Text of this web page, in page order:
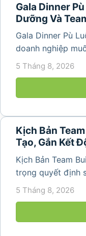
Gala Dinner
Dưỡng Và
Gala Dinner Pù
doanh nghiệp
nhân viên và xây
núi rừng hùng vĩ,
5 Tháng 8, 2026
Kịch Bản
Tạo, Gắn Kết
Kịch Bản Team
trọng quyết định
trình du lịch
dựng bài bản
giây vui vẻ, sôi
5 Tháng 8, 2026